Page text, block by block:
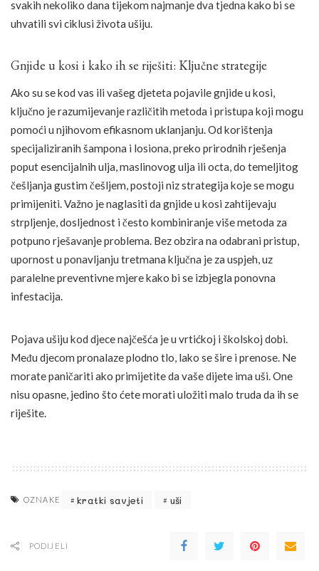
svakih nekoliko dana tijekom najmanje dva tjedna kako bi se
uhvatili svi ciklusi života ušiju.
Gnjide u kosi i kako ih se riješiti: Ključne strategije
Ako su se kod vas ili vašeg djeteta pojavile gnjide u kosi,
ključno je razumijevanje različitih metoda i pristupa koji mogu
pomoći u njihovom efikasnom uklanjanju. Od korištenja
specijaliziranih šampona i losiona, preko prirodnih rješenja
poput esencijalnih ulja, maslinovog ulja ili octa, do temeljitog
češljanja gustim češljem, postoji niz strategija koje se mogu
primijeniti. Važno je naglasiti da gnjide u kosi zahtijevaju
strpljenje, dosljednost i često kombiniranje više metoda za
potpuno rješavanje problema. Bez obzira na odabrani pristup,
upornost u ponavljanju tretmana ključna je za uspjeh, uz
paralelne preventivne mjere kako bi se izbjegla ponovna
infestacija.
Pojava ušiju kod djece najčešća je u vrtićkoj i školskoj dobi.
Među djecom pronalaze plodno tlo, lako se šire i prenose. Ne
morate paničariti ako primijetite da vaše dijete ima uši. One
nisu opasne, jedino što ćete morati uložiti malo truda da ih se
riješite.
OZNAKE kratki savjeti uši
PODIJELI